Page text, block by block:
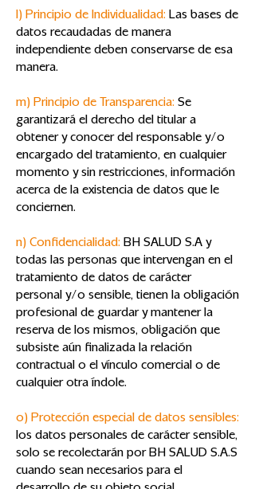
l) Principio de Individualidad: Las bases de
datos recaudadas de manera
independiente deben conservarse de esa
manera.
m) Principio de Transparencia: Se
garantizará el derecho del titular a
obtener y conocer del responsable y/o
encargado del tratamiento, en cualquier
momento y sin restricciones, información
acerca de la existencia de datos que le
conciernen.
n) Confidencialidad: BH SALUD S.A y
todas las personas que intervengan en el
tratamiento de datos de carácter
personal y/o sensible, tienen la obligación
profesional de guardar y mantener la
reserva de los mismos, obligación que
subsiste aún finalizada la relación
contractual o el vínculo comercial o de
cualquier otra índole.
o) Protección especial de datos sensibles:
los datos personales de carácter sensible,
solo se recolectarán por BH SALUD S.A.S
cuando sean necesarios para el